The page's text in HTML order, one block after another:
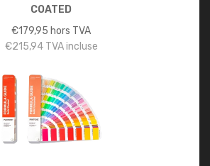
COATED
€179,95 hors TVA
€215,94TVA incluse